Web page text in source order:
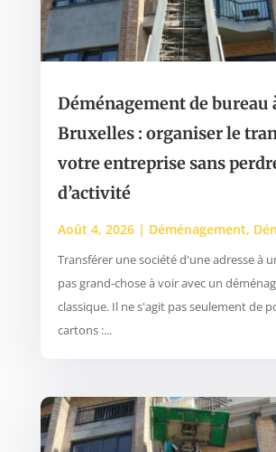
Déménagement de bureau
Bruxelles : organiser le
votre entreprise sans
d’activité
Août 4, 2026| Déménagement,
Transférer une société d'une adresse à
pas grand-chose à voir avec un
classique. Il ne s'agit pas seulement de
cartons :...